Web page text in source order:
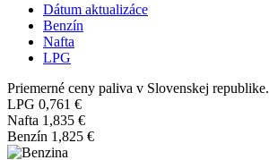
Dátum aktualizáce
Benzín
Nafta
LPG
Priemerné ceny paliva v Slovenskej republike.
LPG 0,761 €
Nafta 1,835 €
Benzín 1,825 €